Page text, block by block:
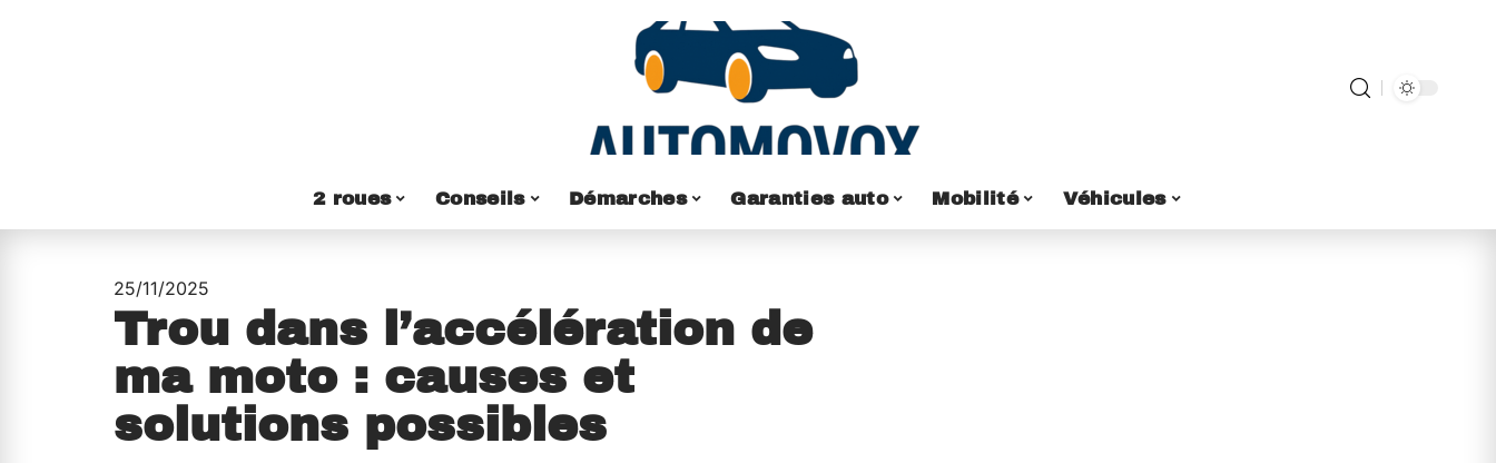
2 roues Conseils Démarches Garanties auto Mobilité Véhicules
25/11/2025
Trou dans l’accélération de
ma moto : causes et
solutions possibles